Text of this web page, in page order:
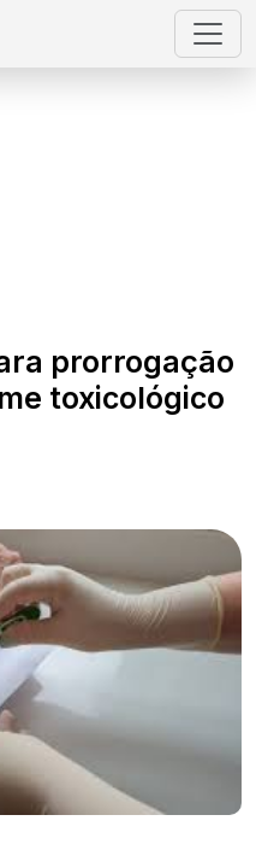
prorrogação
toxicológico